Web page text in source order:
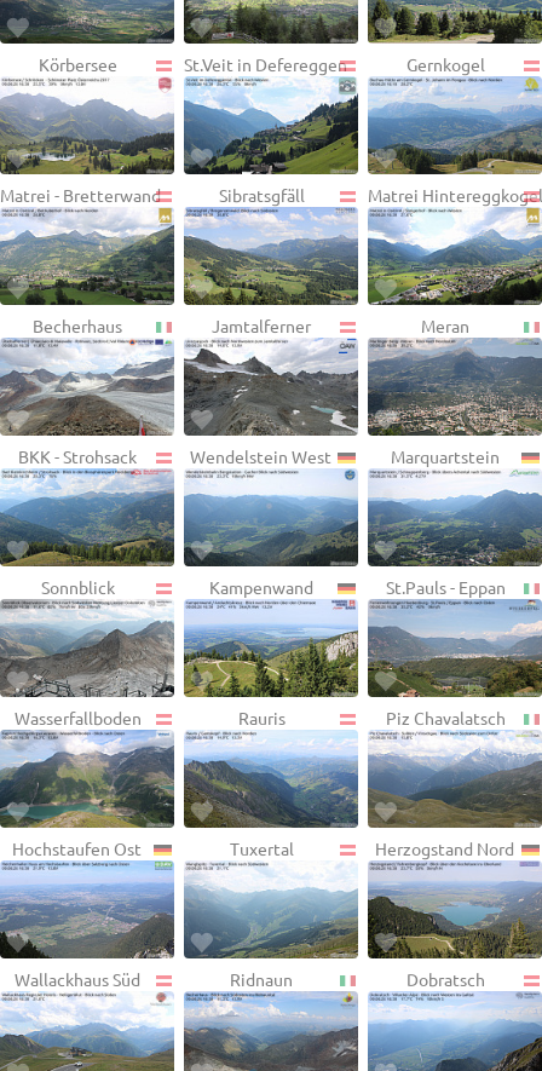
Körbersee St.Veit in Defereggen Gernkogel
Matrei - Bretterwand Sibratsgfäll Matrei Hintereggkogel
Becherhaus Jamtalferner Meran
BKK - Strohsack Wendelstein West Marquartstein
Sonnblick Kampenwand St.Pauls - Eppan
Wasserfallboden Rauris Piz Chavalatsch
Hochstaufen Ost Tuxertal Herzogstand Nord
Wallackhaus Süd Ridnaun Dobratsch